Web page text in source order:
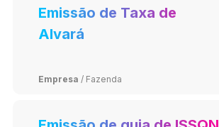
Emissão de Taxa de
Alvará
Empresa / Fazenda